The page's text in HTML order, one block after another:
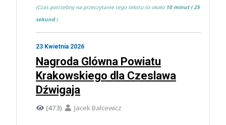
(Czas potrzebny na przeczytanie tego tekstu to około 10 minut i 25
sekund.)
23 Kwietnia 2026
Nagroda Glówna Powiatu
Krakowskiego dla Czeslawa
Dźwigaja
(473) Jacek Balcewicz